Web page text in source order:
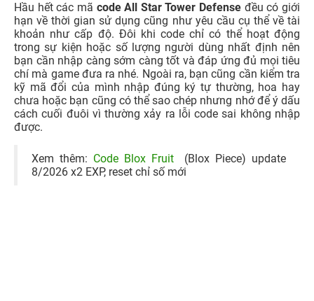
Hầu hết các mã code All Star Tower Defense đều có giới
hạn về thời gian sử dụng cũng như yêu cầu cụ thể về tài
khoản như cấp độ. Đôi khi code chỉ có thể hoạt động
trong sự kiện hoặc số lượng người dùng nhất định nên
bạn cần nhập càng sớm càng tốt và đáp ứng đủ mọi tiêu
chí mà game đưa ra nhé. Ngoài ra, bạn cũng cần kiểm tra
kỹ mã đổi của mình nhập đúng ký tự thường, hoa hay
chưa hoặc bạn cũng có thể sao chép nhưng nhớ để ý dấu
cách cuối đuôi vì thường xảy ra lỗi code sai không nhập
được.
Xem thêm: Code Blox Fruit(Blox Piece) update
8/2026 x2 EXP, reset chỉ số mới